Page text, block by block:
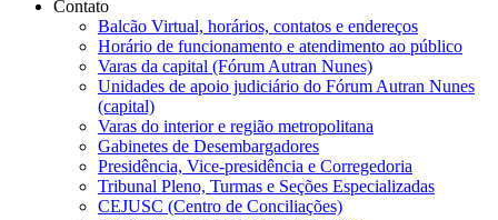
Contato
Balcão Virtual, horários, contatos e endereços
Horário de funcionamento e atendimento ao público
Varas da capital (Fórum Autran Nunes)
Unidades de apoio judiciário do Fórum Autran Nunes
(capital)
Varas do interior e região metropolitana
Gabinetes de Desembargadores
Presidência, Vice-presidência e Corregedoria
Tribunal Pleno, Turmas e Seções Especializadas
CEJUSC (Centro de Conciliações)